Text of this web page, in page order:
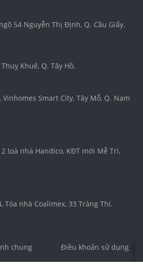
54 Nguyễn Thị Định, Q. Cầu Giấy.
Thuỵ Khuê, Q. Tây Hồ.
Vinhomes Smart City, Tây Mỗ, Q. Nam
toà nhà Handico, KĐT mới Mễ Trì,
Tòa nhà Coalimex, 33 Tràng Thi.
chung Điều khoản sử dụng